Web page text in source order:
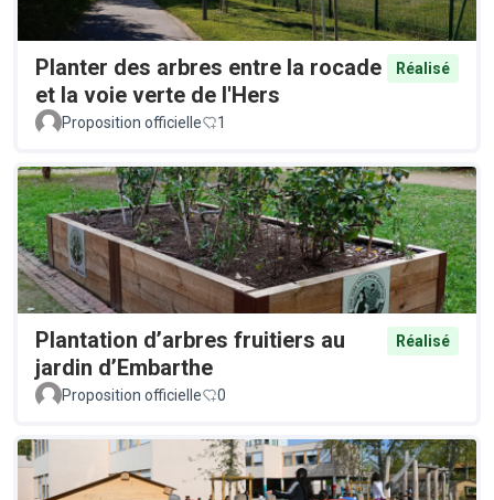
Planter des arbres entre la rocade
et la voie verte de l'Hers
Réalisé
Proposition officielle 1
Plantation d’arbres fruitiers au
jardin d’Embarthe
Réalisé
Proposition officielle 0